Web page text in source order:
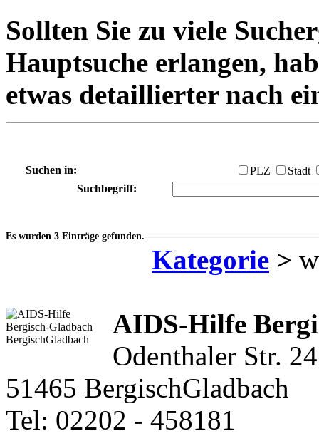
Sollten Sie zu viele
Hauptsuche erlangen,
etwas detaillierter nach
Suchen in: PLZ
Stadt
Suchbegriff:
Es wurden 3 Einträge gefunden.
Kategorie >
AIDS-Hilfe
Odenthaler Str. 24
51465 BergischGladbach
Tel: 02202 - 458181